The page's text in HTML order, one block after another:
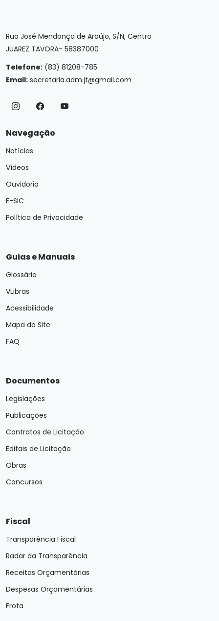
Rua José Mendonça de Araújo, S/N, Centro
JUAREZ TAVORA- 58387000
Telefone: (83) 81208-785
Email: secretaria.adm.jt@gmail.com
Navegação
Notícias
Vídeos
Ouvidoria
E-SIC
Política de Privacidade
Guias e Manuais
Glossário
VLibras
Acessibilidade
Mapa do Site
FAQ
Documentos
Legislações
Publicações
Contratos de Licitação
Editais de Licitação
Obras
Concursos
Fiscal
Transparência Fiscal
Radar da Transparência
Receitas Orçamentárias
Despesas Orçamentárias
Frota